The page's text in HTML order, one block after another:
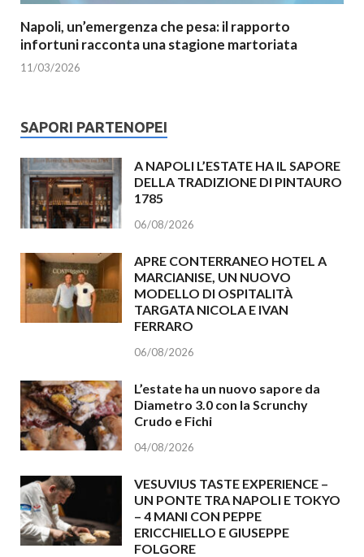
Napoli, un’emergenza che pesa: il rapporto
infortuni racconta una stagione martoriata
11/03/2026
SAPORI PARTENOPEI
A NAPOLI L’ESTATE HA IL SAPORE
DELLA TRADIZIONE DI PINTAURO
1785
06/08/2026
APRE CONTERRANEO HOTEL A
MARCIANISE, UN NUOVO
MODELLO DI OSPITALITÀ
TARGATA NICOLA E IVAN
FERRARO
06/08/2026
L’estate ha un nuovo sapore da
Diametro 3.0 con la Scrunchy
Crudo e Fichi
04/08/2026
VESUVIUS TASTE EXPERIENCE –
UN PONTE TRA NAPOLI E TOKYO
– 4 MANI CON PEPPE
ERICCHIELLO E GIUSEPPE
FOLGORE